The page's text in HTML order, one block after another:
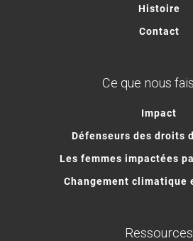
Histoire
Contact
Ce que nous
Impact
Défenseurs des droits
Les femmes impactées
Changement climatique
Ressources